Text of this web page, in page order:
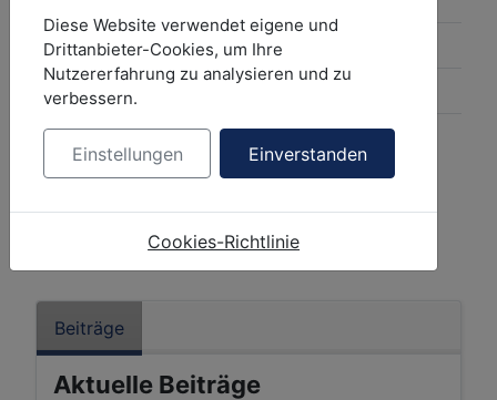
Zuletzt angemeldet: 17 Jan. 2024 13:33
Zeitzone: UTC +0:00
Ortszeit: 06:02
Profilaufrufe: 1147
Beiträge
Aktuelle Beiträge
Diese Website verwendet eigene und
Drittanbieter-Cookies, um Ihre
Nutzererfahrung zu analysieren und zu
verbessern.
Einstellungen Einverstanden
Cookies-Richtlinie